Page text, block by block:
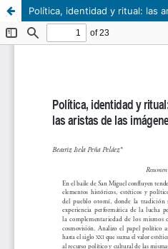
Política, identidad y ritual: las